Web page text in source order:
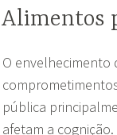
Alimentos
O
pública
afetam a